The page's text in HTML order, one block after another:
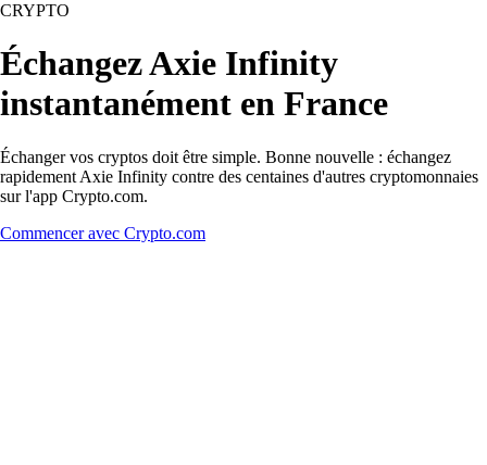
CRYPTO
Échangez Axie Infinity
instantanément en France
Échanger vos cryptos doit être simple. Bonne nouvelle : échangez
rapidement Axie Infinity contre des centaines d'autres cryptomonnaies
sur l'app Crypto.com.
Commencer avec Crypto.com